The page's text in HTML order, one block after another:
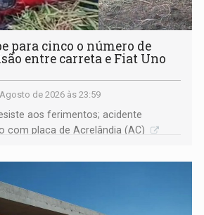
para cinco o número de
entre carreta e Fiat Uno
de 2026 às 23:59
aos ferimentos; acidente
com placa de Acrelândia (AC)